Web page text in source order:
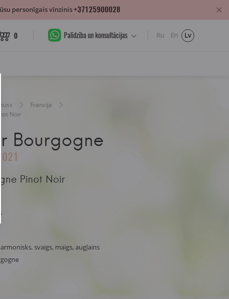
0 Palīdzība un konsultācijas Ru En Lv
Sauss
Francija
Noir
Bourgogne
2021
Pinot Noir
svaigs, maigs, augļains
personīgais vīnzinis+37125900028